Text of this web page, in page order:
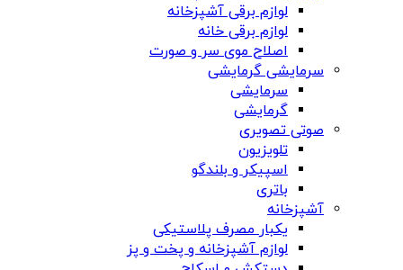
لوازم برقی آشپزخانه
لوازم برقی خانه
اصلاح موی سر و صورت
سرمایشی گرمایشی
سرمایشی
گرمایشی
صوتی تصویری
تلویزیون
اسپیکر و بلندگو
باتری
آشپزخانه
یکبار مصرف پلاستیکی
لوازم آشپزخانه و پخت و پز